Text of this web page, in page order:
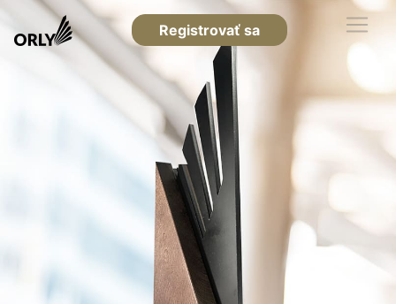
Registrovať sa